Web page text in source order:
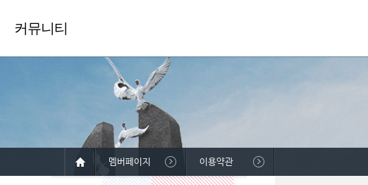
커뮤니티
멤버페이지 이용약관